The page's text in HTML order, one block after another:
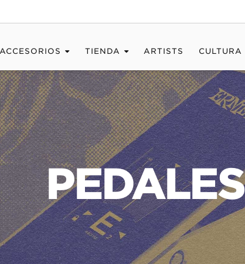
ACCESORIOS TIENDA ARTISTS CULTURA
PEDALES